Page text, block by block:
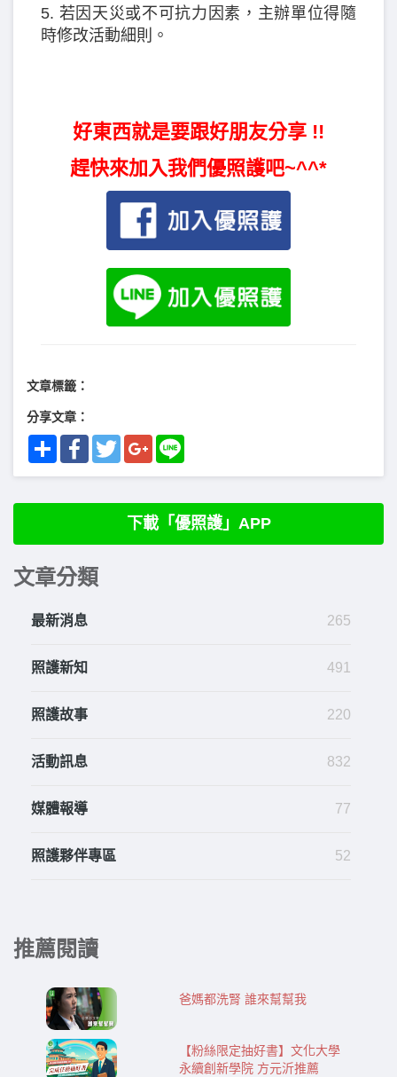
5. 若因天災或不可抗力因素，主辦單位得隨
時修改活動細則。
好東西就是要跟好朋友分享 !!
趕快來加入我們優照護吧~^^*
文章標籤：
分享文章：
Share FacebookTwitterGoogle+
下載「優照護」APP
文章分類
最新消息 265
照護新知 491
照護故事 220
活動訊息 832
媒體報導 77
照護夥伴專區 52
推薦閱讀
爸媽都洗腎 誰來幫幫我
【粉絲限定抽好書】文化大學
永續創新學院 方元沂推薦